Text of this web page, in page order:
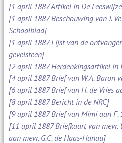
[1 april 1887 Artikel in De
[1 april 1887 Beschouwing van J.
Schoolblad]
[1 april 1887 Lijst van de
gevelsteen]
[2 april 1887 Herdenkingsartikel in
[4 april 1887 Brief van W.A. Baron
[6 april 1887 Brief van H. de Vries
[8 april 1887 Bericht in de NRC]
[9 april 1887 Brief van Mimi aan F.
[11 april 1887 Briefkaart van mevr.
aan mevr. G.C. de Haas-Hanau]